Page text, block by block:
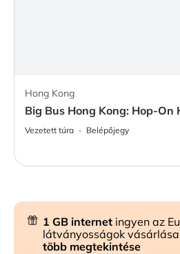
Hong Kong
Big Bus Hong Kong: Hop-
Vezetett túra Belépőjegy
1 GB internet ingyen az
látványosságok
több megtekintése